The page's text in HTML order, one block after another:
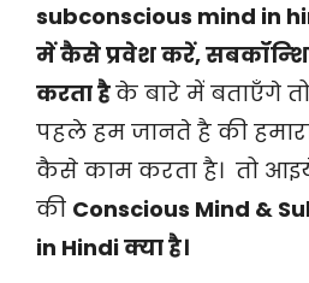
subconscious mind in
में कैसे प्रवेश करें,
करता हैके बारे में बताएँगे
पहले हम जानते है की
कैसे काम करता है। तो
की Conscious Mind &
in Hindi क्या है।